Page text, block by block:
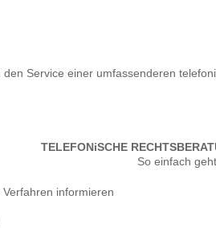
Service einer umfassenderen
TELEFONiSCHE
So einfach
informieren